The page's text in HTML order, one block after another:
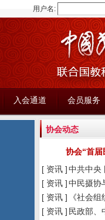
用户名:
入会通道 会员服务
协会动态
协会“首
[ 资讯 ]中共中央
[ 资讯 ]中民摄协
[ 资讯 ]
《社会
[ 资讯 ] 民政部